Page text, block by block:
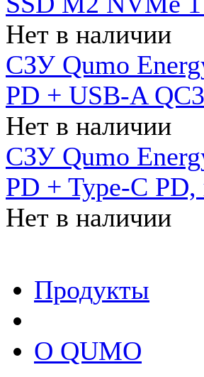
Нет в наличии
СЗУ Qumo
PD + USB-A
Нет в наличии
СЗУ Qumo
PD + Type-C
Нет в наличии
Продукты
О QUMO